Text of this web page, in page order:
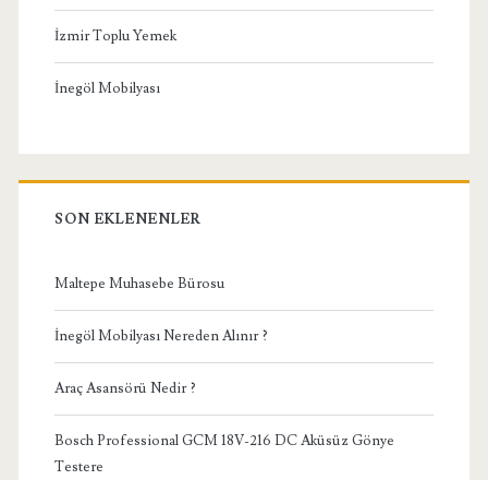
İzmir Toplu Yemek
İnegöl Mobilyası
SON EKLENENLER
Maltepe Muhasebe Bürosu
İnegöl Mobilyası Nereden Alınır ?
Araç Asansörü Nedir ?
Bosch Professional GCM 18V-216 DC Aküsüz Gönye
Testere